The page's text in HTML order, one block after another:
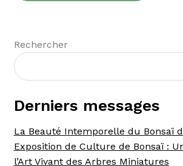
Rechercher
Recherche
Derniers messages
La Beauté Intemporelle du Bonsaï
Exposition de Culture de Bonsaï :
l’Art Vivant des Arbres Miniatures